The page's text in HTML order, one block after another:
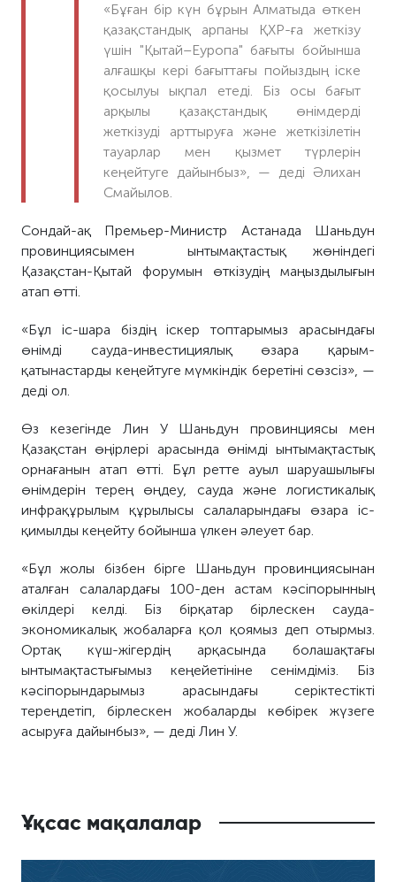
«Бұған бір күн бұрын Алматыда өткен
қазақстандық арпаны ҚХР-ға жеткізу
үшін "Қытай–Еуропа" бағыты бойынша
алғашқы кері бағыттағы пойыздың іске
қосылуы ықпал етеді. Біз осы бағыт
арқылы қазақстандық өнімдерді
жеткізуді арттыруға және жеткізілетін
тауарлар мен қызмет түрлерін
кеңейтуге дайынбыз», — деді Әлихан
Смайылов.
Сондай-ақ Премьер-Министр Астанада Шаньдун
провинциясымен ынтымақтастық жөніндегі
Қазақстан-Қытай форумын өткізудің маңыздылығын
атап өтті.
«Бұл іс-шара біздің іскер топтарымыз арасындағы
өнімді сауда-инвестициялық өзара қарым-
қатынастарды кеңейтуге мүмкіндік беретіні сөзсіз», —
деді ол.
Өз кезегінде Лин У Шаньдун провинциясы мен
Қазақстан өңірлері арасында өнімді ынтымақтастық
орнағанын атап өтті. Бұл ретте ауыл шаруашылығы
өнімдерін терең өңдеу, сауда және логистикалық
инфрақұрылым құрылысы салаларындағы өзара іс-
қимылды кеңейту бойынша үлкен әлеует бар.
«Бұл жолы бізбен бірге Шаньдун провинциясынан
аталған салалардағы 100-ден астам кәсіпорынның
өкілдері келді. Біз бірқатар бірлескен сауда-
экономикалық жобаларға қол қоямыз деп отырмыз.
Ортақ күш-жігердің арқасында болашақтағы
ынтымақтастығымыз кеңейетініне сенімдіміз. Біз
кәсіпорындарымыз арасындағы серіктестікті
тереңдетіп, бірлескен жобаларды көбірек жүзеге
асыруға дайынбыз», — деді Лин У.
Ұқсас мақалалар